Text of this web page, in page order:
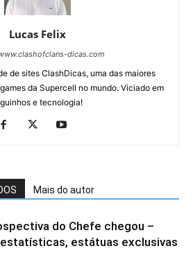
Lucas Felix
dicas.com
de sites ClashDicas, uma das maiores
da Supercell no mundo. Viciado em
e tecnologia!
Mais do autor
do Chefe chegou –
estátuas exclusivas